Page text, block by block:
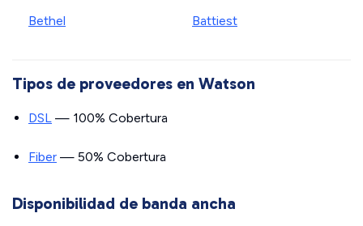
Bethel Battiest
Tipos de proveedores en Watson
DSL — 100% Cobertura
Fiber — 50% Cobertura
Disponibilidad de banda ancha